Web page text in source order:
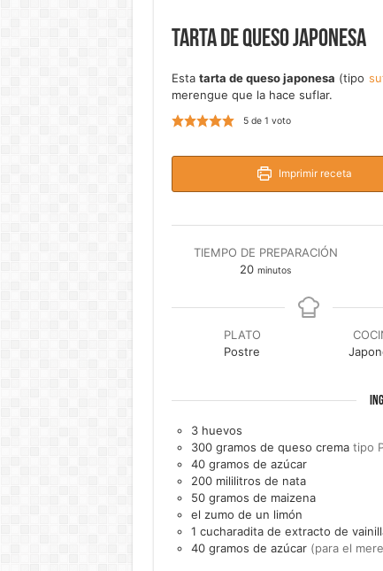
Tarta de queso japonesa
Esta tarta de queso japonesa (tipo
merengue que la hace suflar.
5de 1 voto
Imprimir receta
TIEMPO DE PREPARACIÓN
20minutos
minutos
PLATO
Postre
3 huevos
300 gramos de queso crema tipo
40 gramos de azúcar
200 mililitros de nata
50 gramos de maizena
el zumo de un limón
1 cucharadita de extracto de
40 gramos de azúcar (para el